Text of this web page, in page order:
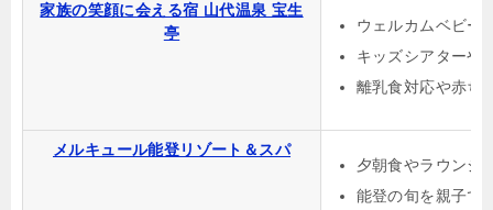
家族の笑顔に会える宿 山代温泉 宝生
亭
ウェルカムベビー
キッズシアターや
離乳食対応や赤ち
メルキュール能登リゾート＆スパ
夕朝食やラウンジ
能登の旬を親子で